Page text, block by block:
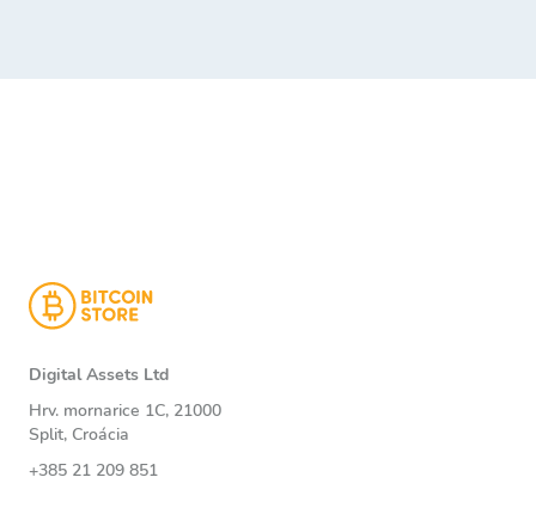
Digital Assets Ltd
Hrv. mornarice 1C, 21000
Split, Croácia
+385 21 209 851